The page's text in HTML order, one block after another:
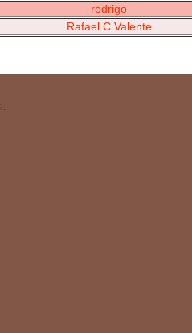
rodrigo
Rafael C Valente